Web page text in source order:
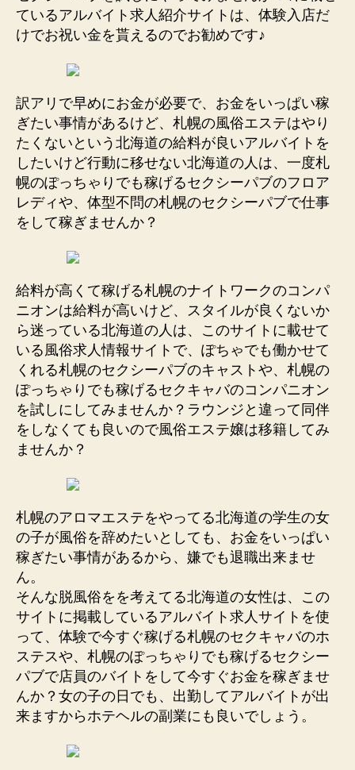
ているアルバイト求人紹介サイトは、体験入店だ
けでお祝い金を貰えるのでお勧めです♪
訳アリで早めにお金が必要で、お金をいっぱい稼
ぎたい事情があるけど、札幌の風俗エステはやり
たくないという北海道の給料が良いアルバイトを
したいけど行動に移せない北海道の人は、一度札
幌のぽっちゃりでも稼げるセクシーパブのフロア
レディや、体型不問の札幌のセクシーパブで仕事
をして稼ぎませんか？
給料が高くて稼げる札幌のナイトワークのコンパ
ニオンは給料が高いけど、スタイルが良くないか
ら迷っている北海道の人は、このサイトに載せて
いる風俗求人情報サイトで、ぽちゃでも働かせて
くれる札幌のセクシーパブのキャストや、札幌の
ぽっちゃりでも稼げるセクキャバのコンパニオン
を試しにしてみませんか？ラウンジと違って同伴
をしなくても良いので風俗エステ嬢は移籍してみ
ませんか？
札幌のアロマエステをやってる北海道の学生の女
の子が風俗を辞めたいとしても、お金をいっぱい
稼ぎたい事情があるから、嫌でも退職出来ませ
ん。
そんな脱風俗をを考えてる北海道の女性は、この
サイトに掲載しているアルバイト求人サイトを使
って、体験で今すぐ稼げる札幌のセクキャバのホ
ステスや、札幌のぽっちゃりでも稼げるセクシー
パブで店員のバイトをして今すぐお金を稼ぎませ
んか？女の子の日でも、出勤してアルバイトが出
来ますからホテヘルの副業にも良いでしょう。